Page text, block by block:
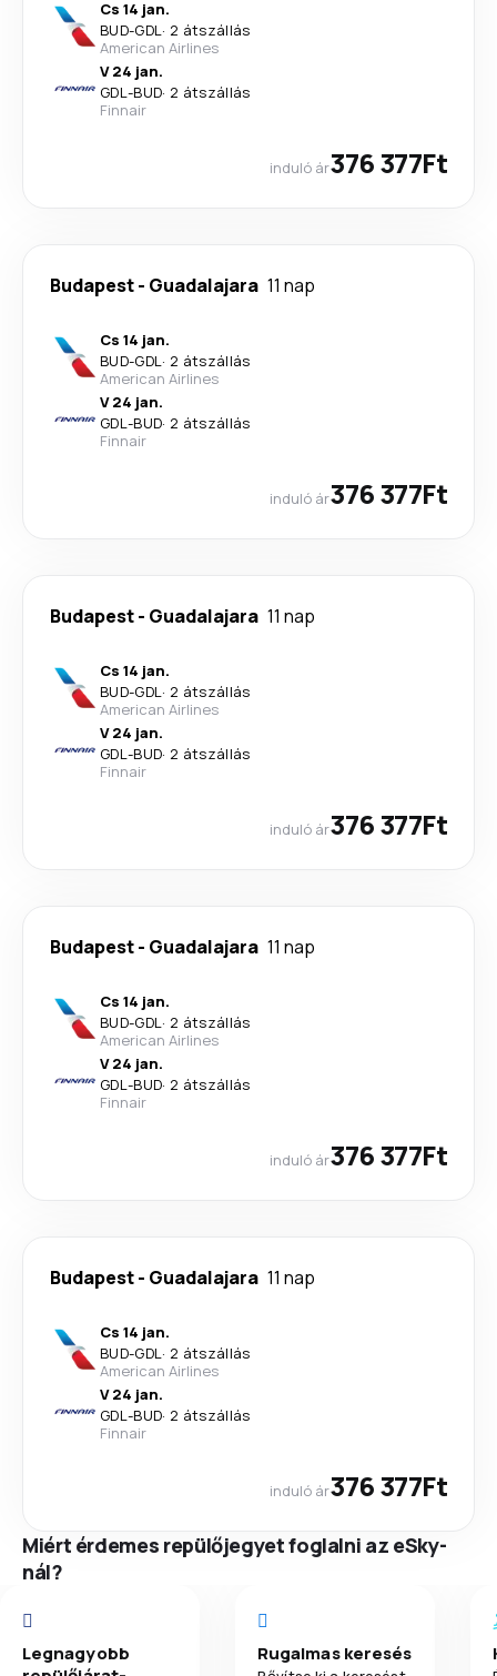
Cs 14 jan.
BUD-GDL· 2 átszállás
American Airlines
V 24 jan.
GDL-BUD· 2 átszállás
Finnair
induló ár376 377Ft
Budapest- Guadalajara 11 nap
Cs 14 jan.
BUD-GDL· 2 átszállás
American Airlines
V 24 jan.
GDL-BUD· 2 átszállás
Finnair
induló ár376 377Ft
Budapest- Guadalajara 11 nap
Cs 14 jan.
BUD-GDL· 2 átszállás
American Airlines
V 24 jan.
GDL-BUD· 2 átszállás
Finnair
induló ár376 377Ft
Budapest- Guadalajara 11 nap
Cs 14 jan.
BUD-GDL· 2 átszállás
American Airlines
V 24 jan.
GDL-BUD· 2 átszállás
Finnair
induló ár376 377Ft
Budapest- Guadalajara 11 nap
Cs 14 jan.
BUD-GDL· 2 átszállás
American Airlines
V 24 jan.
GDL-BUD· 2 átszállás
Finnair
induló ár376 377Ft
Miért érdemes repülőjegyet foglalni az eSky-
nál?
Legnagyobb
Rugalmas keresés